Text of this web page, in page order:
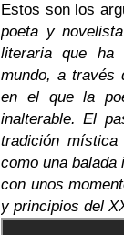
Estos son los
poeta y
literaria que ha
mundo, a través
en el que la
inalterable. El
tradición
como una balada
con unos
y principios del